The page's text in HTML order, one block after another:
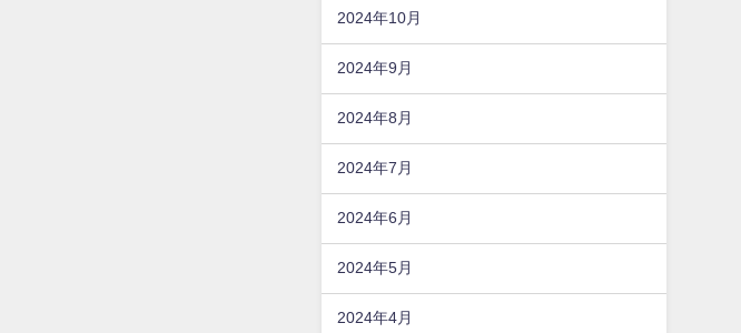
2024年10月
2024年9月
2024年8月
2024年7月
2024年6月
2024年5月
2024年4月